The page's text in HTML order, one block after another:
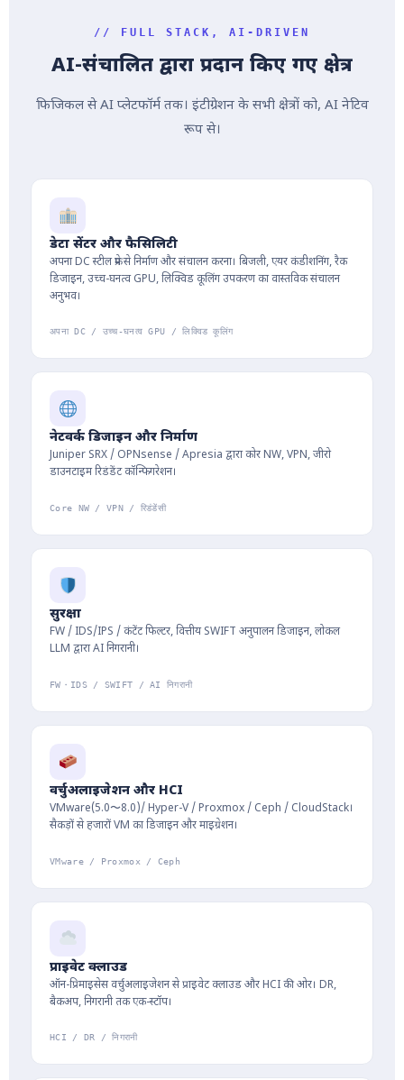
// FULL STACK, AI-DRIVEN
AI-संचालित द्वारा प्रदान किए गए क्षेत्र
फिजिकल से AI प्लेटफॉर्म तक। इंटीग्रेशन के सभी क्षेत्रों को, AI नेटिव
रूप से।
डेटा सेंटर और फैसिलिटी
अपना DC स्टील फ्रेम से निर्माण और संचालन करना। बिजली, एयर कंडीशनिंग, रैक
डिजाइन, उच्च-घनत्व GPU, लिक्विड कूलिंग उपकरण का वास्तविक संचालन
अनुभव।
अपना DC / उच्च-घनत्व GPU / लिक्विड कूलिंग
नेटवर्क डिजाइन और निर्माण
Juniper SRX / OPNsense / Apresia द्वारा कोर NW, VPN, जीरो
डाउनटाइम रिडंडेंट कॉन्फिगरेशन।
Core NW / VPN / रिडंडेंसी
सुरक्षा
FW / IDS/IPS / कंटेंट फिल्टर, वित्तीय SWIFT अनुपालन डिजाइन, लोकल
LLM द्वारा AI निगरानी।
FW・IDS / SWIFT / AI निगरानी
वर्चुअलाइजेशन और HCI
VMware(5.0〜8.0)/ Hyper-V / Proxmox / Ceph / CloudStack।
सैकड़ों से हजारों VM का डिजाइन और माइग्रेशन।
VMware / Proxmox / Ceph
प्राइवेट क्लाउड
ऑन-प्रिमाइसेस वर्चुअलाइजेशन से प्राइवेट क्लाउड और HCI की ओर। DR,
बैकअप, निगरानी तक एक-स्टॉप।
HCI / DR / निगरानी